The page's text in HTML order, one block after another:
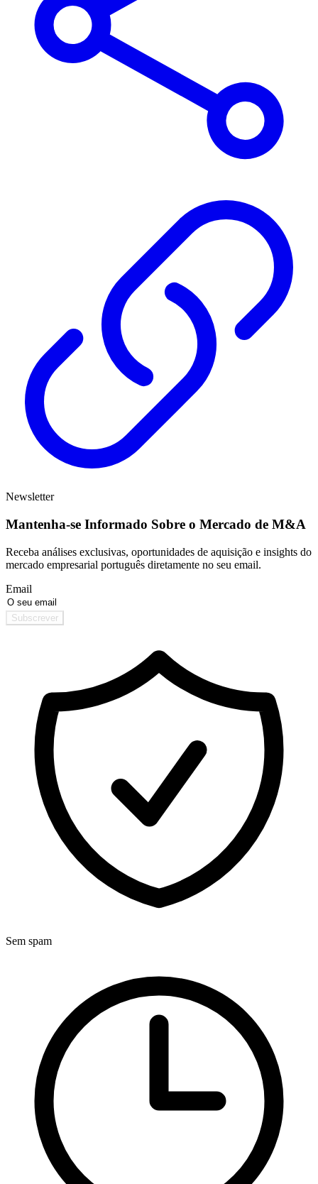
Newsletter
Mantenha-se Informado Sobre o Mercado de M&A
Receba análises exclusivas, oportunidades de aquisição e insights do
mercado empresarial português diretamente no seu email.
Email
Subscrever
Sem spam